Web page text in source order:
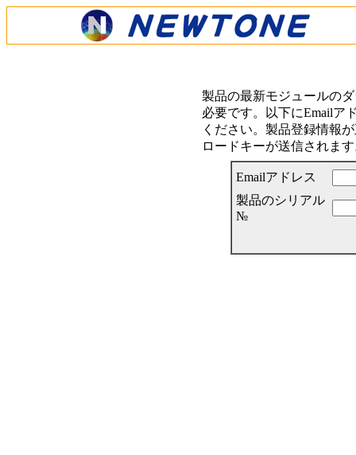
製品の最新モジュールの
必要です。以下にEmailア
ください。製品登録情報
ロードキーが送信されま
Emailアドレス
製品のシリアル
№